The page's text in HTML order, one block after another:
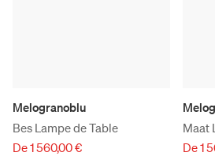
Melogranoblu
Bes Lampe de Table
De 1 560,00 €
Maat
De 1